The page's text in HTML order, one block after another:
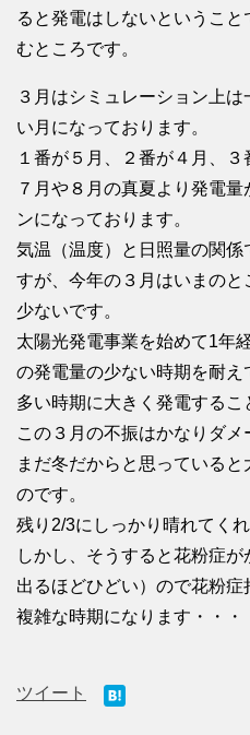
ると発電はしないというこ
むところです。
３月はシミュレーション上
い月になっております。
１番が５月、２番が４月、３
７月や８月の真夏より発電
ンになっております。
気温（温度）と日照量の関
すが、今年の３月はいまの
少ないです。
太陽光発電事業を始めて1年
の発電量の少ない時期を耐
多い時期に大きく発電する
この３月の不振はかなりダメ
まだ冬だからと思っている
のです。
残り2/3にしっかり晴れてく
しかし、そうすると花粉症
出るほどひどい）ので花粉
複雑な時期になります・・・
ツイート